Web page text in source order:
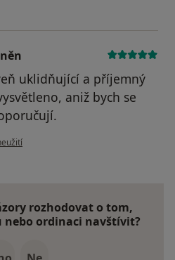
uklidňující a příjemný
aniž bych se
uživatele Váš účet byl odstraněn
rozhodovat o tom,
nebo ordinaci navštívit?